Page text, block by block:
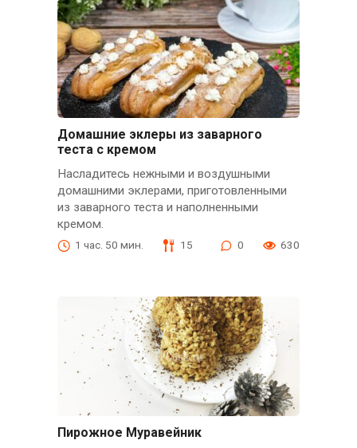
Домашние эклеры из заварного
теста с кремом
Насладитесь нежными и воздушными
домашними эклерами, приготовленными
из заварного теста и наполненными
кремом.
1 час. 50 мин. 15 0 630
Пирожное Муравейник